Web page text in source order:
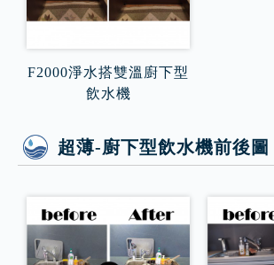
F2000淨水搭雙溫廚下型
飲水機
超薄-廚下型飲水機前後圖